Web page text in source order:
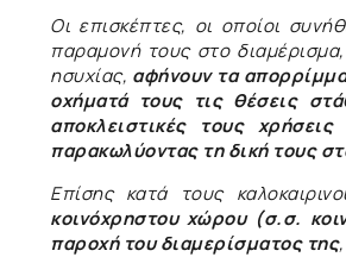
Οι επισκέπτες, οι οποίοι
παραμονή τους στο
ησυχίας, αφήνουν τα
οχήματά τους τις θέσεις
αποκλειστικές τους
παρακωλύοντας τη δική τους
Επίσης κατά τους
κοινόχρηστου χώρου (σ.σ.
παροχή του διαμερίσματος της